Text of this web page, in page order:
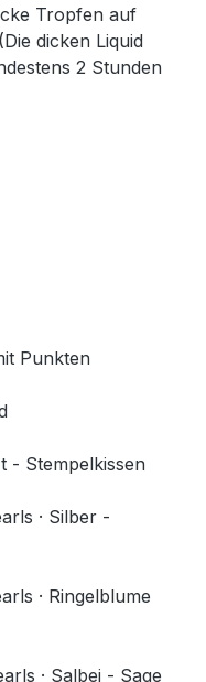
Tropfen auf
dicken Liquid
2 Stunden
Punkten
- Stempelkissen
· Silber -
· Ringelblume
· Salbei - Sage